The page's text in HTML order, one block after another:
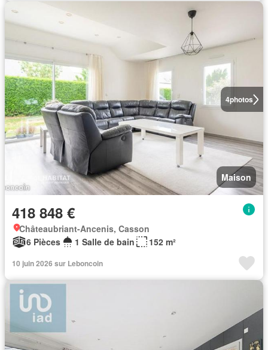
4photos
Maison
418 848 €
Châteaubriant-Ancenis, Casson
6 Pièces
1 Salle de bain 152 m²
10 juin 2026 sur Leboncoin